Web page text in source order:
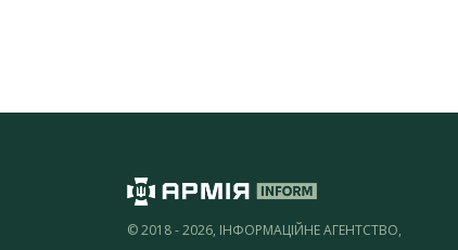
© 2018 - 2026, ІНФОРМАЦІЙНЕ АГЕНТСТВО,